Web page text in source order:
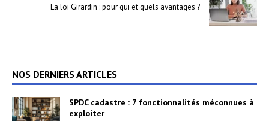
La loi Girardin : pour qui et quels avantages ?
NOS DERNIERS ARTICLES
SPDC cadastre : 7 fonctionnalités méconnues à
exploiter